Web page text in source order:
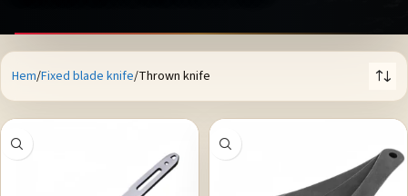
Hem Fixed blade knife Thrown knife